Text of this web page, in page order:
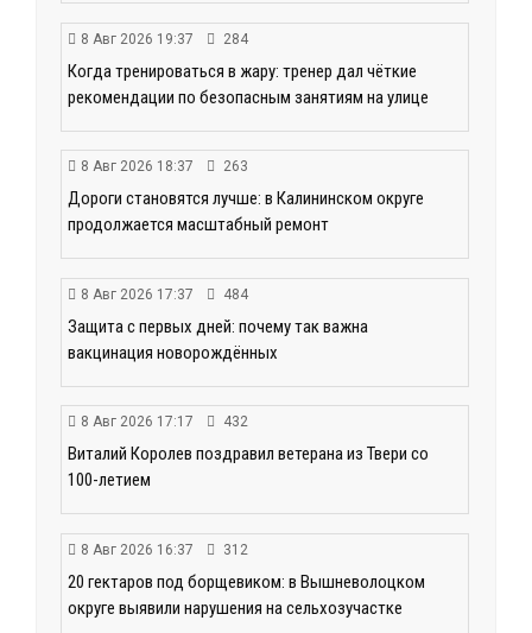
8 Авг 2026 19:37 284
Когда тренироваться в жару: тренер дал чёткие
рекомендации по безопасным занятиям на улице
8 Авг 2026 18:37 263
Дороги становятся лучше: в Калининском округе
продолжается масштабный ремонт
8 Авг 2026 17:37 484
Защита с первых дней: почему так важна
вакцинация новорождённых
8 Авг 2026 17:17 432
Виталий Королев поздравил ветерана из Твери со
100-летием
8 Авг 2026 16:37 312
20 гектаров под борщевиком: в Вышневолоцком
округе выявили нарушения на сельхозучастке